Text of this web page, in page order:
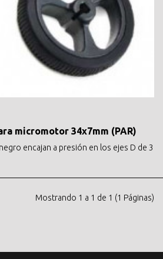
micromotor 34x7mm (PAR)
encajan a presión en los ejes D de 3
Mostrando 1 a 1 de 1 (1 Páginas)